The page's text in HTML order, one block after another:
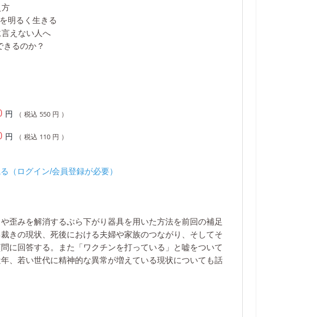
明るく生きる
えない人へ
るのか？
円 （ 税込 550円 ）
円 （ 税込 110円 ）
歪みを解消するぶら下がり器具を用いた方法を前回の補足
きの現状、死後における夫婦や家族のつながり、そしてそ
に回答する。また「ワクチンを打っている」と嘘をついて
、若い世代に精神的な異常が増えている現状についても話